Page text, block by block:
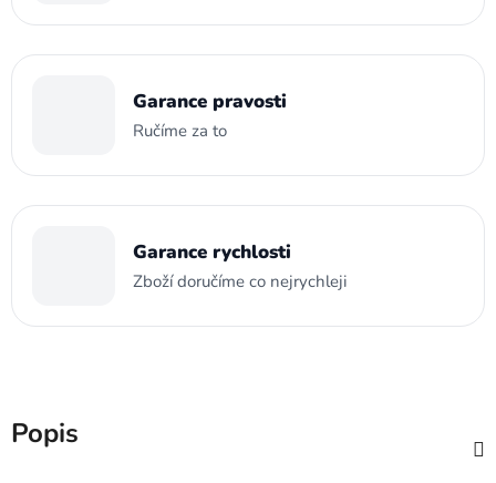
Garance pravosti
Ručíme za to
Garance rychlosti
Zboží doručíme co nejrychleji
Popis